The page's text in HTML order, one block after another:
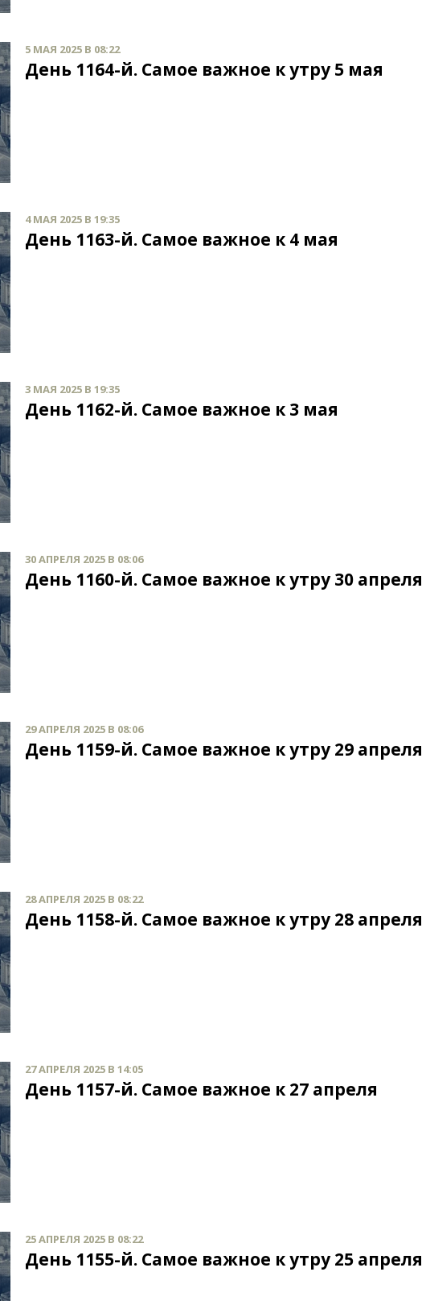
5 МАЯ 2025 В 08:22
День 1164-й. Самое важное к утру 5 мая
4 МАЯ 2025 В 19:35
День 1163-й. Самое важное к 4 мая
3 МАЯ 2025 В 19:35
День 1162-й. Самое важное к 3 мая
30 АПРЕЛЯ 2025 В 08:06
День 1160-й. Самое важное к утру 30 апреля
29 АПРЕЛЯ 2025 В 08:06
День 1159-й. Самое важное к утру 29 апреля
28 АПРЕЛЯ 2025 В 08:22
День 1158-й. Самое важное к утру 28 апреля
27 АПРЕЛЯ 2025 В 14:05
День 1157-й. Самое важное к 27 апреля
25 АПРЕЛЯ 2025 В 08:22
День 1155-й. Самое важное к утру 25 апреля